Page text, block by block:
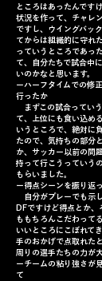
ところはあったんです
状況を作って、チャレ
ですし、ウイングバッ
てからは組織的に守れ
っていうところであっ
て、自分たちで試合中
いのかなと思います。
ーハーフタイムでの修
行ったか
まずこの試合ってい
て、上位にも食い込め
いうところで、絶対に
たので、気持ちの部分
か、サッカー以前の問
持って行こうっていう
もらいました。
ー得点シーンを振り返
自分がプレーでも示
DFですけど得点とか
ももちろんこだわって
いいところにこぼれて
手のおかげで点取れた
周りの選手たちの力が
ーチームの粘り強さが
て